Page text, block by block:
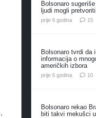
Bolsonaro
ljudi mogli
prije 6 godina 15
Bolsonaro tvrdi da
informacija o
američkih izbora
prije 6 godina 10
Bolsonaro rekao
biti takvi mekušci